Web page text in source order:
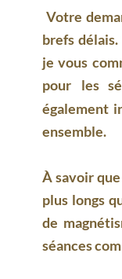
Votre
brefs délais.
je vous
pour
les
également
ensemble.
Àsavoir que
plus longs
de
séances